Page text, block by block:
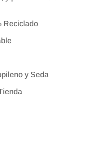
Reciclado
y Seda